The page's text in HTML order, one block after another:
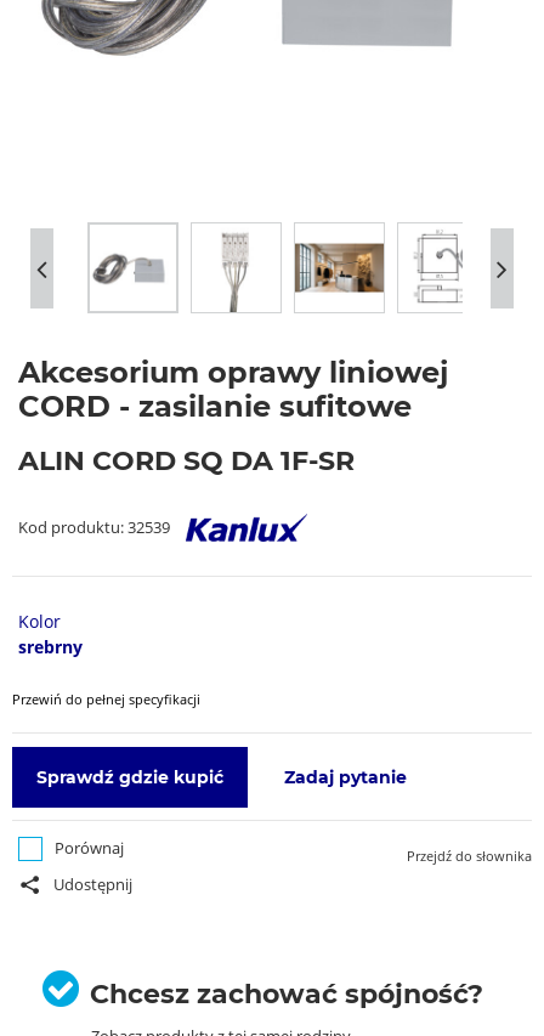
Akcesorium oprawy liniowej
CORD - zasilanie sufitowe
ALIN CORD SQ DA 1F-SR
Kod produktu: 32539
Kolor
srebrny
Przewiń do pełnej specyfikacji
Sprawdź gdzie kupić Zadaj pytanie
Porównaj
Udostępnij
Przejdź do słownika
Chcesz zachować spójność?